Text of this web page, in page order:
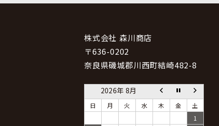
株式会社 森川商店
〒636-0202
奈良県磯城郡川西町結崎482-8
2026年 8月
日 月 火 水 木 金
土
1